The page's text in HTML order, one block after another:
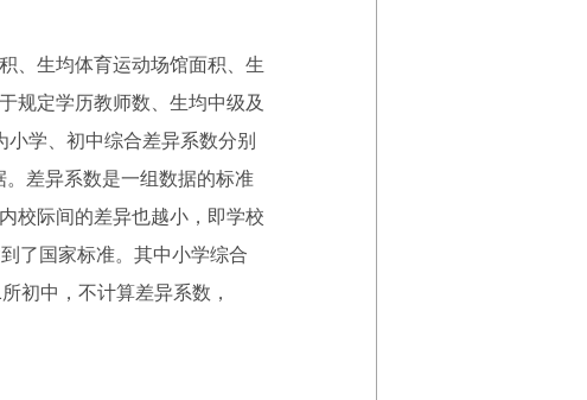
、生均体育运动场馆面积、生
规定学历教师数、生均中级及
学、初中综合差异系数分别
差异系数是一组数据的标准
校际间的差异也越小，即学校
了国家标准。其中小学综合
初中，不计算差异系数，